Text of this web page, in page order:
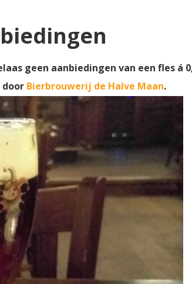
geen aanbiedingen van een fles á
Bierbrouwerij de Halve Maan.